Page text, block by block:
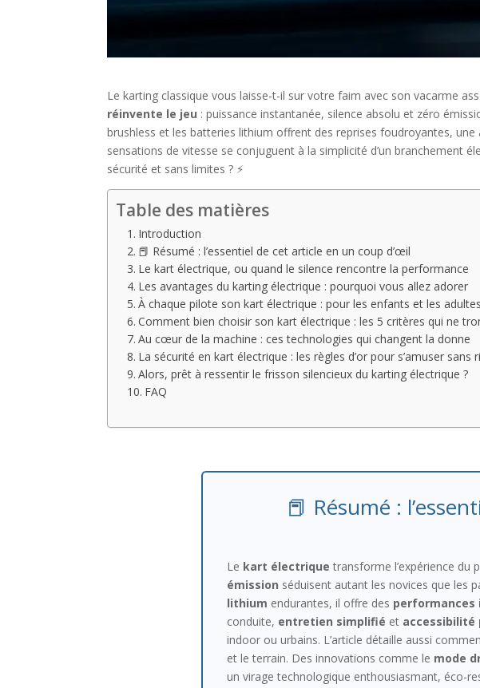
Le karting classique vous laisse-t-il sur votre faim avec son vacarme
réinvente le jeu : puissance instantanée, silence absolu et zéro
brushless et les batteries lithium offrent des reprises foudroyantes,
sensations de vitesse se conjuguent à la simplicité d’un branchement
sécurité et sans limites ? ⚡
Table des matières
Introduction
📕 Résumé : l’essentiel de cet article en un coup d’œil
Le kart électrique, ou quand le silence rencontre la performance
Les avantages du karting électrique : pourquoi vous allez adorer
À chaque pilote son kart électrique : pour les enfants et les adultes
Comment bien choisir son kart électrique : les 5 critères qui ne
Au cœur de la machine : ces technologies qui changent la donne
La sécurité en kart électrique : les règles d’or pour s’amuser sans
Alors, prêt à ressentir le frisson silencieux du karting électrique ?
FAQ
📕 Résumé :
Le kart électrique transforme l’expérience du
émission séduisent autant les novices que les
lithium endurantes, il offre des performances
conduite, entretien simplifié et accessibilité
indoor ou urbains. L’article détaille aussi
et le terrain. Des innovations comme le mode
un virage technologique enthousiasmant, éco-